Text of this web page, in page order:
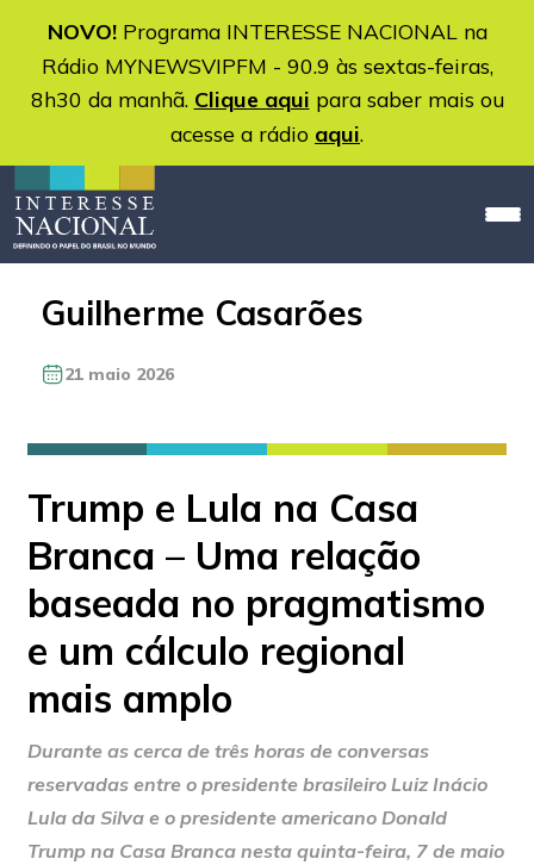
NOVO!Programa INTERESSE NACIONAL na
Rádio MYNEWSVIPFM - 90.9 às sextas-feiras,
8h30 da manhã. Clique aqui para saber mais ou
acesse a rádio aqui.
Guilherme Casarões
21 maio 2026
Trump e Lula na Casa
Branca – Uma relação
baseada no pragmatismo
e um cálculo regional
mais amplo
Durante as cerca de três horas de conversas
reservadas entre o presidente brasileiro Luiz Inácio
Lula da Silva e o presidente americano Donald
Trump na Casa Branca nesta quinta-feira, 7 de maio